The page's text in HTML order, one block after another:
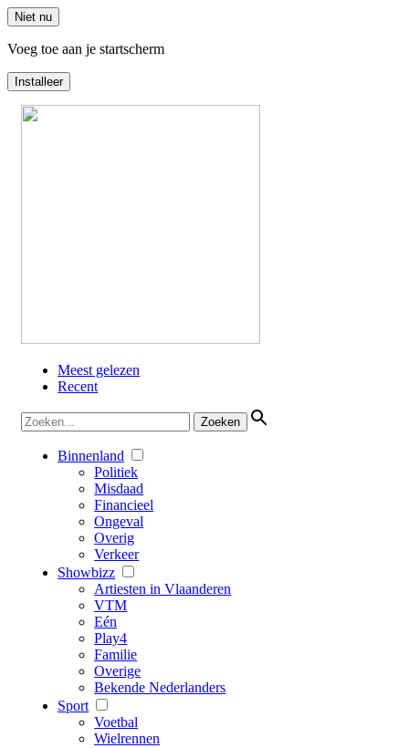
Niet nu
Voeg toe aan je startscherm
Installeer
Meest gelezen
Recent
Binnenland
Politiek
Misdaad
Financieel
Ongeval
Overig
Verkeer
Showbizz
Artiesten in Vlaanderen
VTM
Eén
Play4
Familie
Overige
Bekende Nederlanders
Sport
Voetbal
Wielrennen